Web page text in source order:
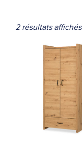
2 résultats affichés